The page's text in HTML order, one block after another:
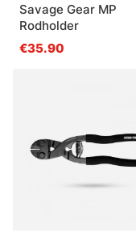
Savage Gear MP
Rodholder
€35.90